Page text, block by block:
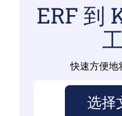
ERF 到
快速方便地
选择